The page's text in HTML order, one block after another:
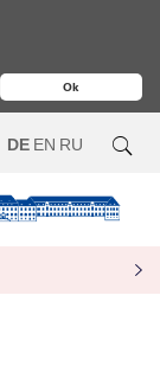
Ok
DE EN RU